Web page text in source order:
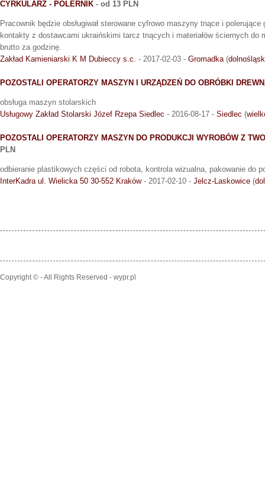
CYRKULARZ - POLERNIK - od 13 PLN
Pracownik będzie obsługiwał sterowane cyfrowo maszyny tnące i polerujące
kontakty z dostawcami ukraińskimi tarcz tnących i materiałów ściernych do
brutto za godzinę.
Zakład Kamieniarski K M Dubieccy s.c. - 2017-02-03 - Gromadka(
POZOSTALI OPERATORZY MASZYN I URZĄDZEŃ DO OBRÓBKI
obsługa maszyn stolarskich
Usługowy Zakład Stolarski Józef Rzepa Siedlec - 2016-08-17 - Siedlec (
POZOSTALI OPERATORZY MASZYN DO PRODUKCJI WYROBÓW Z
PLN
odbieranie plastikowych części od robota, kontrola wizualna, pakowanie do
InterKadra ul. Wielicka 50 30-552 Kraków- 2017-02-10 - Jelcz-Laskowice (
Copyright © - All Rights Reserved - wypr.pl